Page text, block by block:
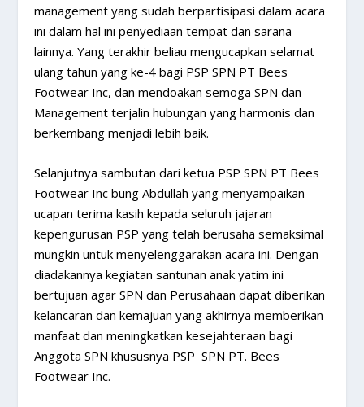
management yang sudah berpartisipasi dalam acara
ini dalam hal ini penyediaan tempat dan sarana
lainnya. Yang terakhir beliau mengucapkan selamat
ulang tahun yang ke-4 bagi PSP SPN PT Bees
Footwear Inc, dan mendoakan semoga SPN dan
Management terjalin hubungan yang harmonis dan
berkembang menjadi lebih baik.
Selanjutnya sambutan dari ketua PSP SPN PT Bees
Footwear Inc bung Abdullah yang menyampaikan
ucapan terima kasih kepada seluruh jajaran
kepengurusan PSP yang telah berusaha semaksimal
mungkin untuk menyelenggarakan acara ini. Dengan
diadakannya kegiatan santunan anak yatim ini
bertujuan agar SPN dan Perusahaan dapat diberikan
kelancaran dan kemajuan yang akhirnya memberikan
manfaat dan meningkatkan kesejahteraan bagi
Anggota SPN khususnya PSP  SPN PT. Bees
Footwear Inc.